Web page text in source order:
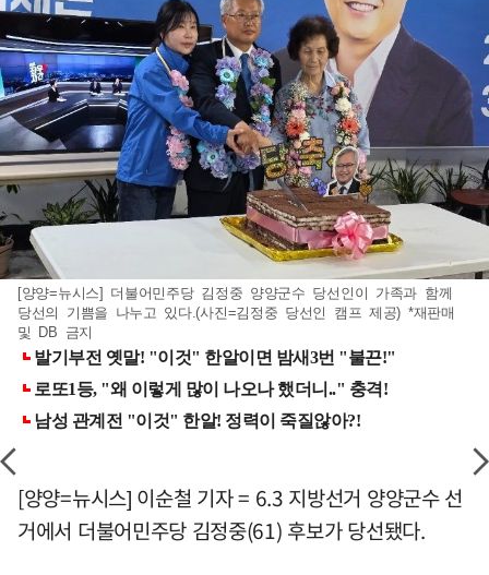
[양양=뉴시스] 더불어민주당 김정중 양양군수 당선인이 가족과 함께
당선의 기쁨을 나누고 있다.(사진=김정중 당선인 캠프 제공) *재판매
및 DB 금지
[양양=뉴시스] 이순철 기자 = 6.3 지방선거 양양군수 선
거에서 더불어민주당 김정중(61) 후보가 당선됐다.